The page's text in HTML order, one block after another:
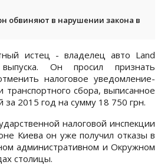
обвиняют в нарушении закона в
истец - владелец авто Land
Он просил признать
налоговое уведомление-
сбора, выписанное
за 2015 год на сумму 18 750 грн.
налоговой инспекции
Киева он уже получил отказы в
административном и Окружном
столицы.